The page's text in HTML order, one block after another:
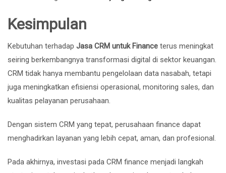
Kesimpulan
Kebutuhan terhadap Jasa CRM untuk Finance terus meningkat
seiring berkembangnya transformasi digital di sektor keuangan.
CRM tidak hanya membantu pengelolaan data nasabah, tetapi
juga meningkatkan efisiensi operasional, monitoring sales, dan
kualitas pelayanan perusahaan.
Dengan sistem CRM yang tepat, perusahaan finance dapat
menghadirkan layanan yang lebih cepat, aman, dan profesional.
Pada akhirnya, investasi pada CRM finance menjadi langkah